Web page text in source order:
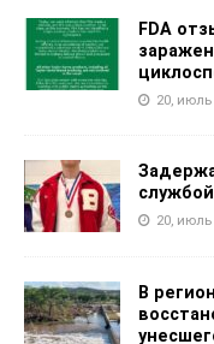
FDA
20, июль
20, июль
В